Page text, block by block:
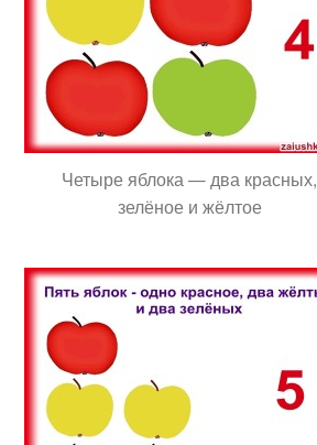
Четыре яблока — два красных,
зелёное и жёлтое